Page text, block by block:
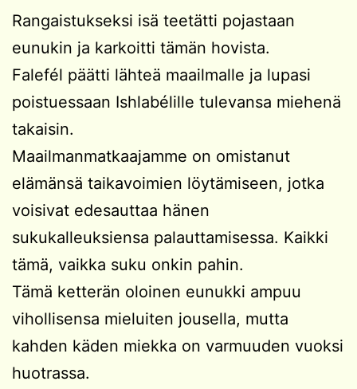
Rangaistukseksi isä teetätti pojastaan
eunukin ja karkoitti tämän hovista.
Falefél päätti lähteä maailmalle ja lupasi
poistuessaan Ishlabélille tulevansa miehenä
takaisin.
Maailmanmatkaajamme on omistanut
elämänsä taikavoimien löytämiseen, jotka
voisivat edesauttaa hänen
sukukalleuksiensa palauttamisessa. Kaikki
tämä, vaikka suku onkin pahin.
Tämä ketterän oloinen eunukki ampuu
vihollisensa mieluiten jousella, mutta
kahden käden miekka on varmuuden vuoksi
huotrassa.